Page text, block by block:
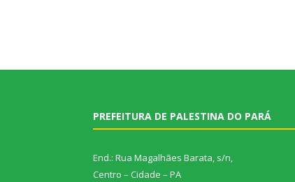
PREFEITURA DE PALESTINA DO PARÁ
End.: Rua Magalhães Barata, s/n,
Centro – Cidade – PA